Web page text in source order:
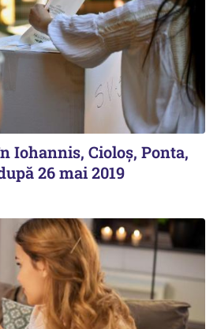
Iohannis, Cioloș, Ponta,
26 mai 2019